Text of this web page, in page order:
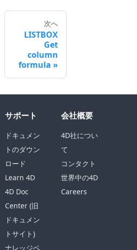
次へ
LISTBOX
Get
column
formula
サポート
ドキュメン
トのダウン
ロード
Learn 4D
4D Doc
Center (旧
ドキュメン
トサイト)
ナレッジベ
会社概要
4D社につい
て
コンタクト
世界中の4D
Careers